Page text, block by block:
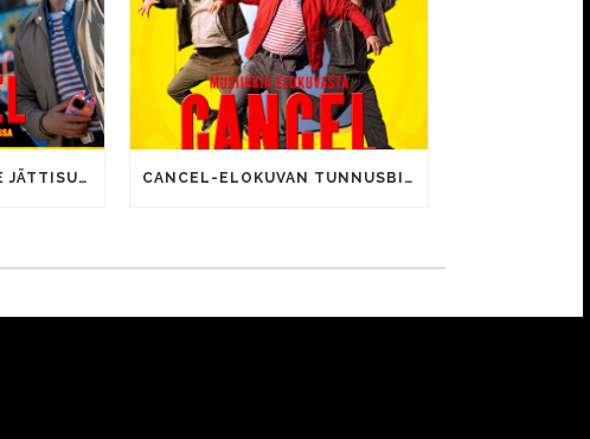
CANCEL-ELOKUVALLE JÄTTISUOSIO – AVAUSPÄIVÄNÄ JO 15 492 KATSOJAA! CANCEL-ELOKUVAN TUNNUSBIISIN LYRIIKOISSA TUTTUJA MEEMIHOKEMIA YOUTUBE-VIDEOILTA!